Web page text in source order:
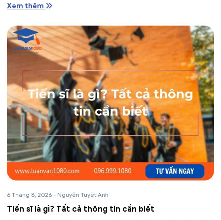
Xem thêm
6 Tháng 8, 2026 - Nguyễn Tuyết Anh
Tiến sĩ là gì? Tất cả thông tin cần biết